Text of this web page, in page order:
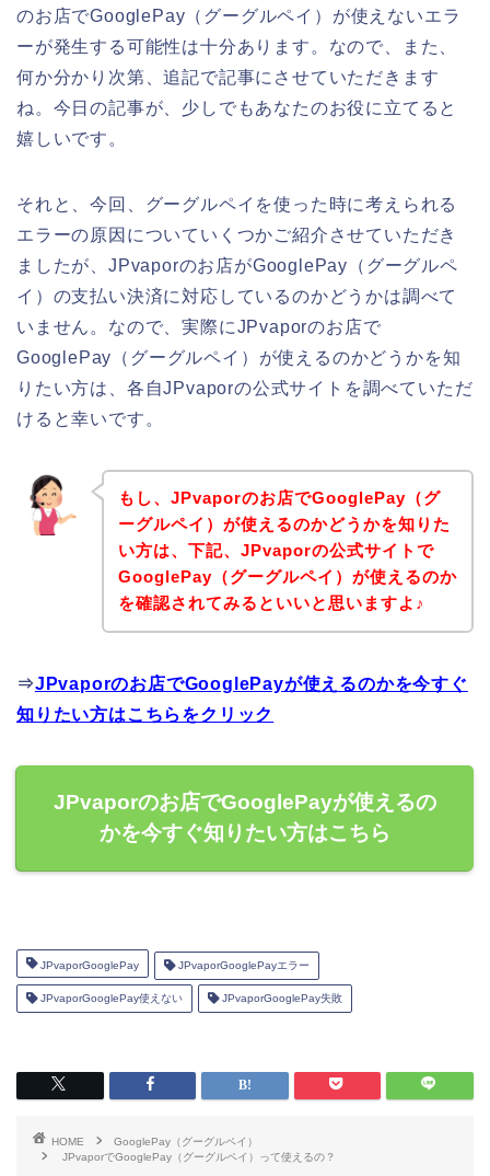
のお店でGooglePay（グーグルペイ）が使えないエラ
ーが発生する可能性は十分あります。なので、また、
何か分かり次第、追記で記事にさせていただきます
ね。今日の記事が、少しでもあなたのお役に立てると
嬉しいです。
それと、今回、グーグルペイを使った時に考えられる
エラーの原因についていくつかご紹介させていただき
ましたが、JPvaporのお店がGooglePay（グーグルペ
イ）の支払い決済に対応しているのかどうかは調べて
いません。なので、実際にJPvaporのお店で
GooglePay（グーグルペイ）が使えるのかどうかを知
りたい方は、各自JPvaporの公式サイトを調べていただ
けると幸いです。
もし、JPvaporのお店でGooglePay（グ
ーグルペイ）が使えるのかどうかを知りた
い方は、下記、JPvaporの公式サイトで
GooglePay（グーグルペイ）が使えるのか
を確認されてみるといいと思いますよ♪
⇒JPvaporのお店でGooglePayが使えるのかを今すぐ
知りたい方はこちらをクリック
JPvaporのお店でGooglePayが使えるの
かを今すぐ知りたい方はこちら
JPvaporGooglePay JPvaporGooglePayエラー
JPvaporGooglePay使えない JPvaporGooglePay失敗
HOME
GooglePay（グーグルペイ）
JPvaporでGooglePay（グーグルペイ）って使えるの？